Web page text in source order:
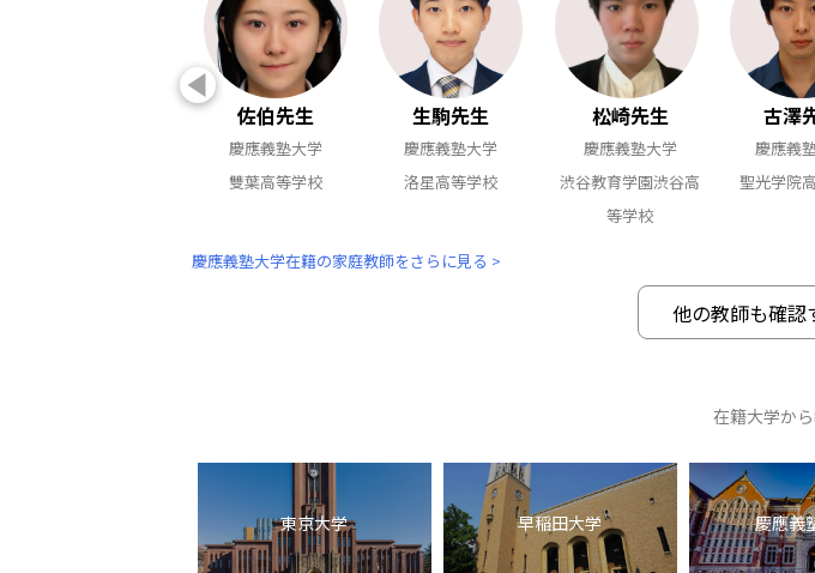
佐伯先生
慶應義塾大学
雙葉高等学校
生駒先生
慶應義塾大学
洛星高等学校
松崎先生
慶應義塾大学
渋谷教育学園渋谷高
等学校
古澤
慶應義
聖光学院
慶應義塾大学在籍の家庭教師をさらに見る >
他の教師も確認
在籍大学か
東京大学 早稲田大学 慶應義